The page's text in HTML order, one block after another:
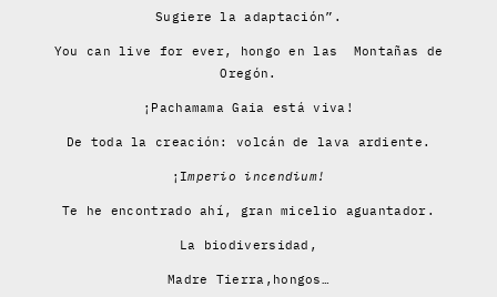
Sugiere la adaptación”.
You can live for ever, hongo en las Montañas de
Oregón.
¡Pachamama Gaia está viva!
De toda la creación: volcán de lava ardiente.
¡Imperio incendium!
Te he encontrado ahí, gran micelio aguantador.
La biodiversidad,
Madre Tierra,hongos…